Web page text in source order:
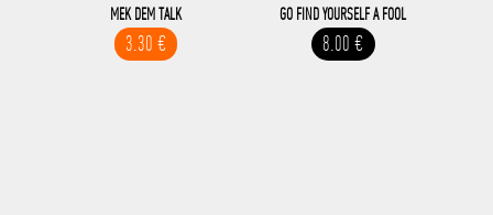
MEK DEM TALK
3.30 €
GO FIND YOURSELF A FOOL
8.00 €